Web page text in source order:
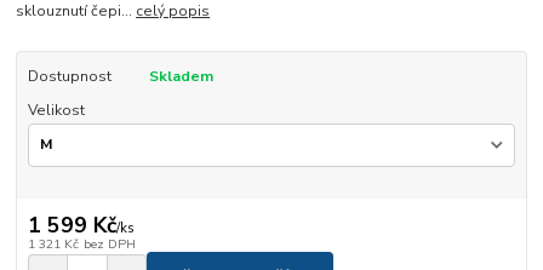
sklouznutí čepi... celý popis
Dostupnost
Skladem
Velikost
1 599 Kč/ks
1 321 Kč bez DPH